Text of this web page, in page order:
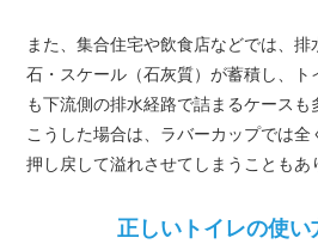
また、集合住宅や飲食店などでは、
石・スケール（石灰質）が蓄積し、ト
も下流側の排水経路で詰まるケースも
こうした場合は、ラバーカップでは
押し戻して溢れさせてしまうこともあ
正しいトイレの使い